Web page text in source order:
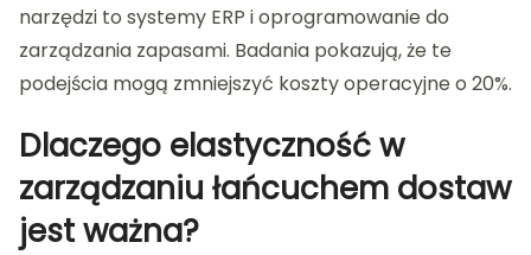
narzędzi to systemy ERP i oprogramowanie do
zarządzania zapasami. Badania pokazują, że te
podejścia mogą zmniejszyć koszty operacyjne o 20%.
Dlaczego elastyczność w
zarządzaniu łańcuchem dostaw
jest ważna?